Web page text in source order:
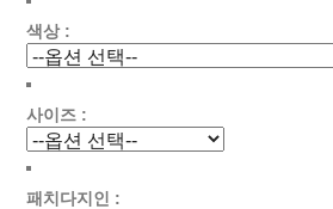
색상 :
사이즈 :
패치다지인 :